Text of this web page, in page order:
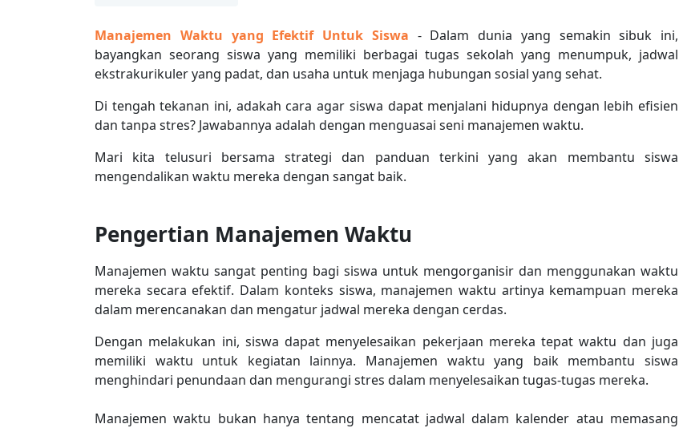
Manajemen Waktu yang Efektif Untuk Siswa - Dalam dunia yang semakin sibuk ini,
bayangkan seorang siswa yang memiliki berbagai tugas sekolah yang menumpuk, jadwal
ekstrakurikuler yang padat, dan usaha untuk menjaga hubungan sosial yang sehat.
Di tengah tekanan ini, adakah cara agar siswa dapat menjalani hidupnya dengan lebih efisien
dan tanpa stres? Jawabannya adalah dengan menguasai seni manajemen waktu.
Mari kita telusuri bersama strategi dan panduan terkini yang akan membantu siswa
mengendalikan waktu mereka dengan sangat baik.
Pengertian Manajemen Waktu
Manajemen waktu sangat penting bagi siswa untuk mengorganisir dan menggunakan waktu
mereka secara efektif. Dalam konteks siswa, manajemen waktu artinya kemampuan mereka
dalam merencanakan dan mengatur jadwal mereka dengan cerdas.
Dengan melakukan ini, siswa dapat menyelesaikan pekerjaan mereka tepat waktu dan juga
memiliki waktu untuk kegiatan lainnya. Manajemen waktu yang baik membantu siswa
menghindari penundaan dan mengurangi stres dalam menyelesaikan tugas-tugas mereka.
Manajemen waktu bukan hanya tentang mencatat jadwal dalam kalender atau memasang